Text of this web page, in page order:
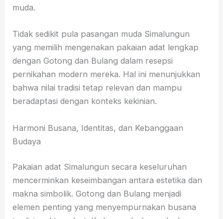
muda.
Tidak sedikit pula pasangan muda Simalungun
yang memilih mengenakan pakaian adat lengkap
dengan Gotong dan Bulang dalam resepsi
pernikahan modern mereka. Hal ini menunjukkan
bahwa nilai tradisi tetap relevan dan mampu
beradaptasi dengan konteks kekinian.
Harmoni Busana, Identitas, dan Kebanggaan
Budaya
Pakaian adat Simalungun secara keseluruhan
mencerminkan keseimbangan antara estetika dan
makna simbolik. Gotong dan Bulang menjadi
elemen penting yang menyempurnakan busana